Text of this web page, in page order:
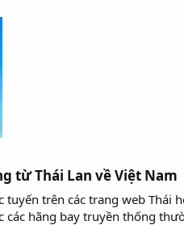
từ Thái Lan về Việt Nam​
trên các trang web
các hãng bay truyền thống